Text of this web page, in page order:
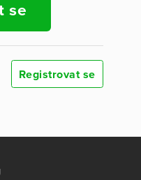
se
Registrovat se